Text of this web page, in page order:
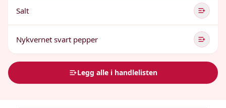
Salt
Nykvernet svart pepper
Legg alle i handlelisten